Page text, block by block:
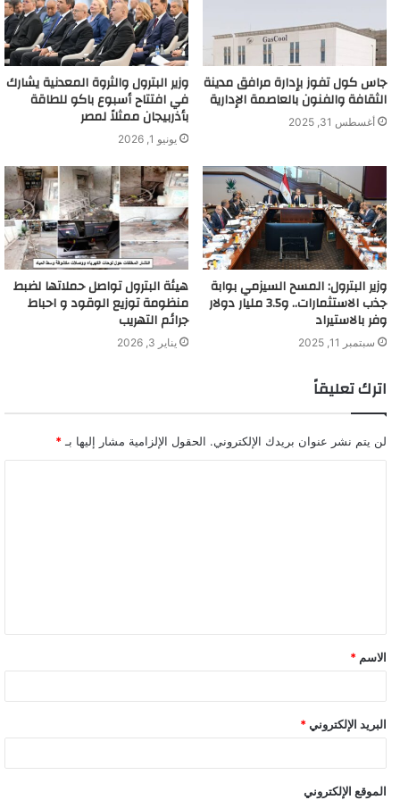
جاس كول تفوز بإدارة مرافق مدينة
الثقافة والفنون بالعاصمة الإدارية
أغسطس 31, 2025
وزير البترول والثروة المعدنية يشارك
في افتتاح أسبوع باكو للطاقة
بأذربيجان ممثلاً لمصر
يونيو 1, 2026
وزير البترول: المسح السيزمي بوابة
جذب الاستثمارات.. و3.5 مليار دولار
وفر بالاستيراد
سبتمبر 11, 2025
هيئة البترول تواصل حملاتها لضبط
منظومة توزيع الوقود و احباط
جرائم التهريب
يناير 3, 2026
اترك تعليقاً
لن يتم نشر عنوان بريدك الإلكتروني. الحقول الإلزامية مشار إليها بـ *
ق
*
الاسم *
البريد الإلكتروني *
الموقع الإلكتروني